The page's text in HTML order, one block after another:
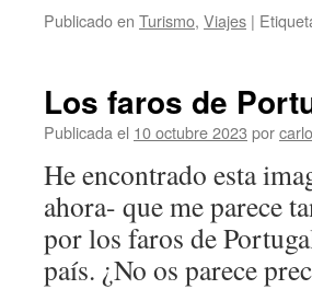
Publicado en Turismo, Viajes |
Los faros de
Publicada el 10 octubre 2023 por
He encontrado esta
ahora- que me parece
por los faros de
país. ¿No os parece